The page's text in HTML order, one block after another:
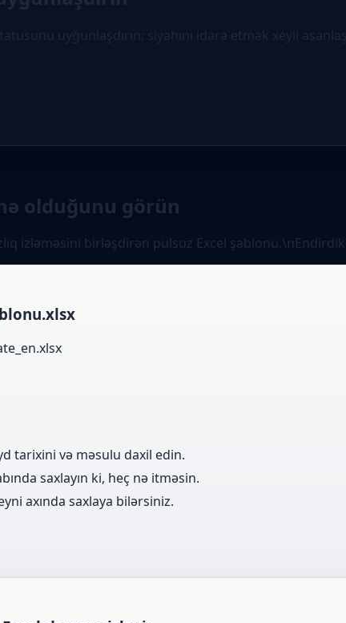
uyğunlaşdırın; siyahını idarə etmək xeyli
olduğunu görün
izləməsini birləşdirən pulsuz Excel
tarixini və məsulu daxil edin.
saxlayın ki, heç nə itməsin.
axında saxlaya bilərsiniz.